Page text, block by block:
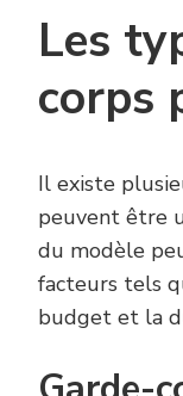
Les
corps
Il existe
peuvent être
du modèle
facteurs tels
budget et la